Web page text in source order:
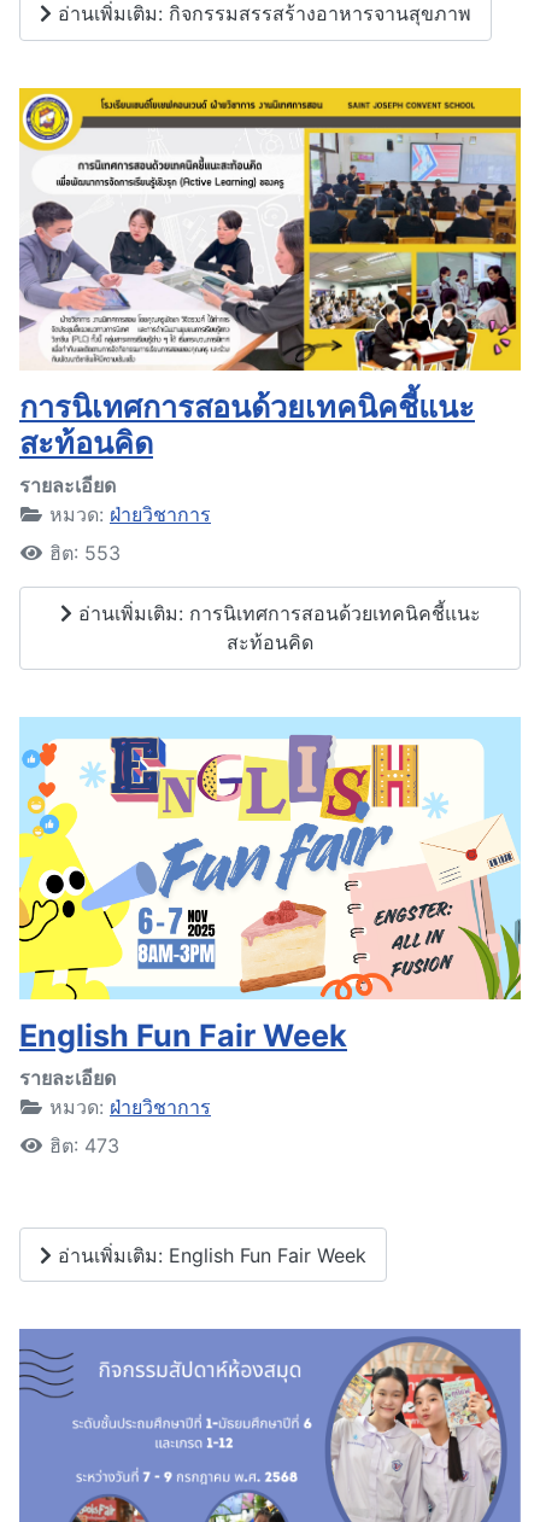
อ่านเพิ่มเติม: กิจกรรมสรรสร้างอาหารจานสุขภาพ
การนิเทศการสอนด้วยเทคนิคชี้แนะ
สะท้อนคิด
รายละเอียด
หมวด: ฝ่ายวิชาการ
ฮิต: 553
อ่านเพิ่มเติม: การนิเทศการสอนด้วยเทคนิคชี้แนะ
สะท้อนคิด
English Fun Fair Week
รายละเอียด
หมวด: ฝ่ายวิชาการ
ฮิต: 473
อ่านเพิ่มเติม: English Fun Fair Week